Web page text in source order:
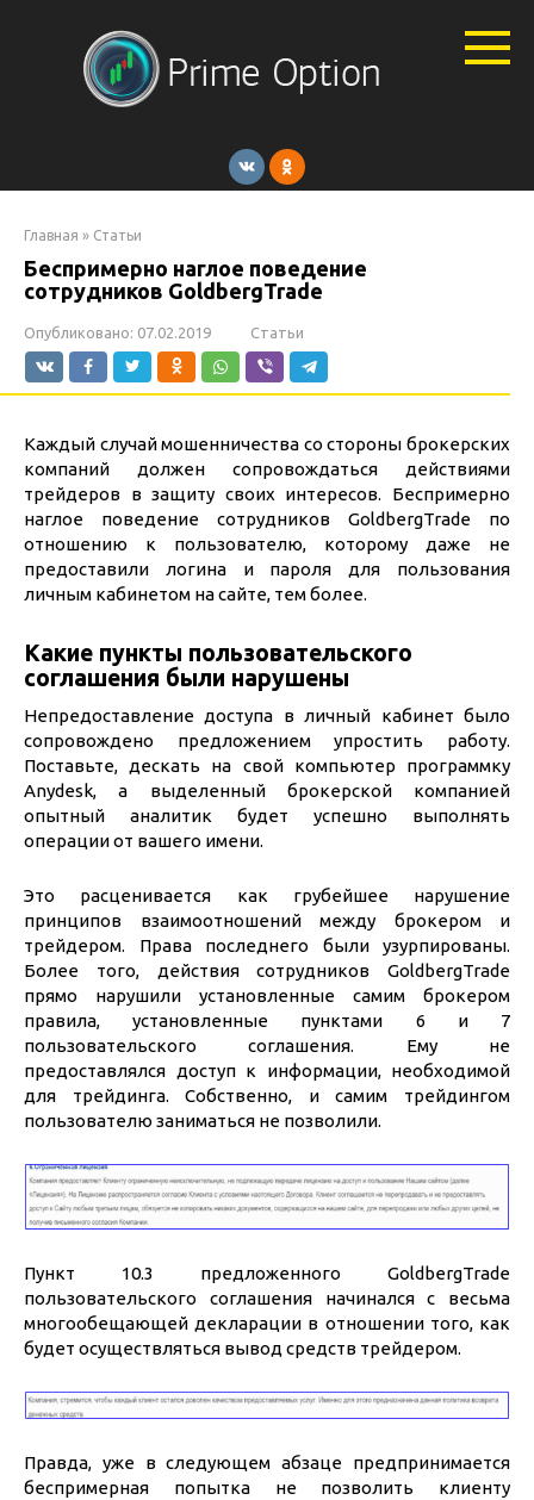
Главная » Статьи
Беспримерно наглое поведение
сотрудников GoldbergTrade
Опубликовано: 07.02.2019 Статьи
Каждый случай мошенничества со стороны брокерских
компаний должен сопровождаться действиями
трейдеров в защиту своих интересов. Беспримерно
наглое поведение сотрудников GoldbergTrade по
отношению к пользователю, которому даже не
предоставили логина и пароля для пользования
личным кабинетом на сайте, тем более.
Какие пункты пользовательского
соглашения были нарушены
Непредоставление доступа в личный кабинет было
сопровождено предложением упростить работу.
Поставьте, дескать на свой компьютер программку
Anydesk, а выделенный брокерской компанией
опытный аналитик будет успешно выполнять
операции от вашего имени.
Это расценивается как грубейшее нарушение
принципов взаимоотношений между брокером и
трейдером. Права последнего были узурпированы.
Более того, действия сотрудников GoldbergTrade
прямо нарушили установленные самим брокером
правила, установленные пунктами 6 и 7
пользовательского соглашения. Ему не
предоставлялся доступ к информации, необходимой
для трейдинга. Собственно, и самим трейдингом
пользователю заниматься не позволили.
Пункт 10.3 предложенного GoldbergTrade
пользовательского соглашения начинался с весьма
многообещающей декларации в отношении того, как
будет осуществляться вывод средств трейдером.
Правда, уже в следующем абзаце предпринимается
беспримерная попытка не позволить клиенту